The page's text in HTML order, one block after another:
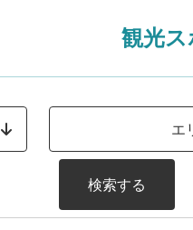
観光
エ
検索する